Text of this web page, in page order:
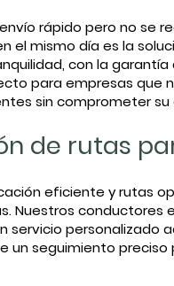
rápido pero no se
el mismo día es la
con la
para empresas que
sin comprometer
de rutas
eficiente y rutas
Nuestros
servicio
un seguimiento